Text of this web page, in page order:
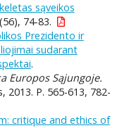
sąveikos
74-83.
Prezidento ir
sudarant
.
Europos Sąjungoje.
2013. P. 565-613, 782-
critique and ethics of